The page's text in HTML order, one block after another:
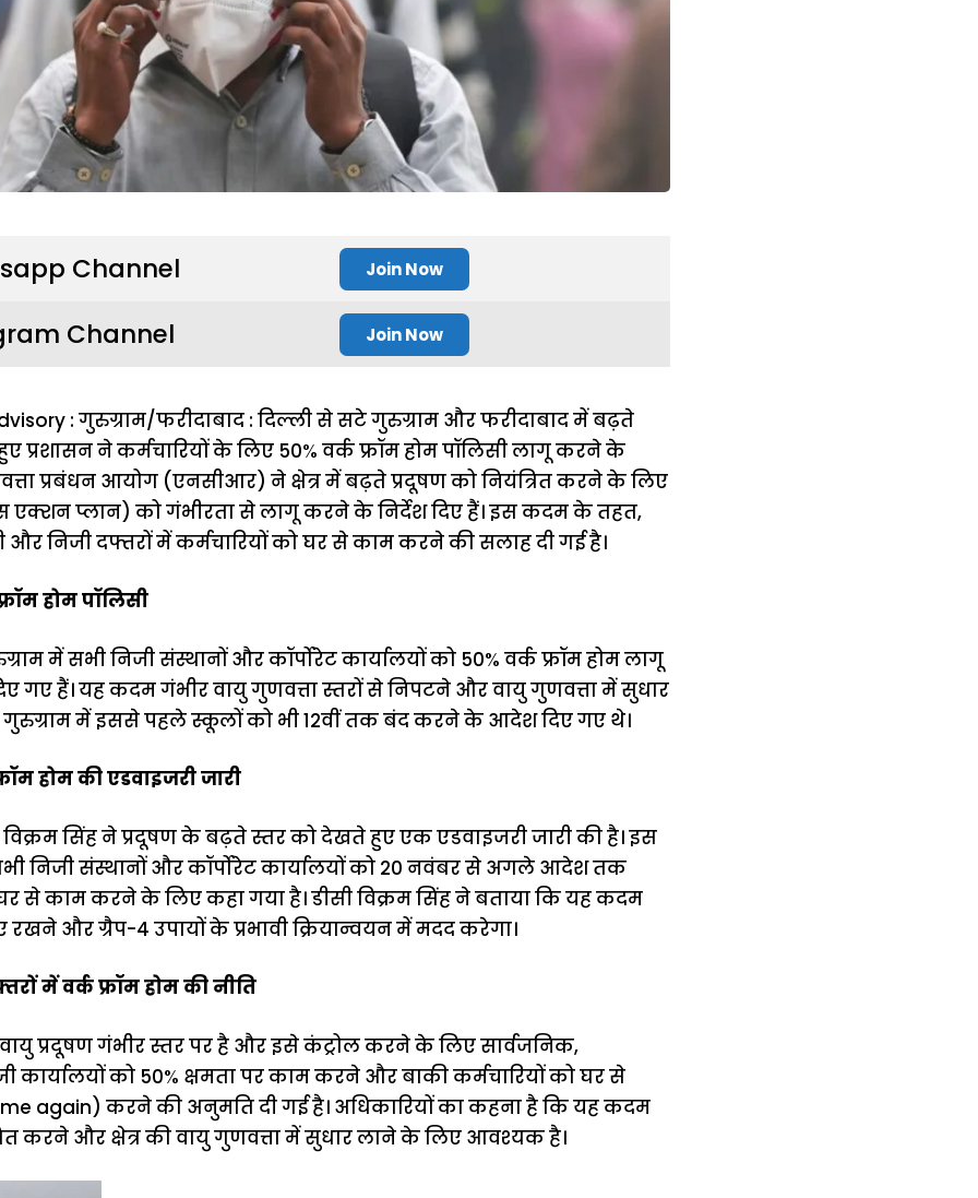
Channel Join Now
Channel Join Now
: गुरुग्राम/फरीदाबाद : दिल्ली से सटे गुरुग्राम और फरीदाबाद में बढ़ते
प्रशासन ने कर्मचारियों के लिए 50% वर्क फ्रॉम होम पॉलिसी लागू करने के
प्रबंधन आयोग (एनसीआर) ने क्षेत्र में बढ़ते प्रदूषण को नियंत्रित करने के लिए
एक्शन प्लान) को गंभीरता से लागू करने के निर्देश दिए हैं। इस कदम के तहत,
और निजी दफ्तरों में कर्मचारियों को घर से काम करने की सलाह दी गई है।
होम पॉलिसी
में सभी निजी संस्थानों और कॉर्पोरेट कार्यालयों को 50% वर्क फ्रॉम होम लागू
गए हैं। यह कदम गंभीर वायु गुणवत्ता स्तरों से निपटने और वायु गुणवत्ता में सुधार
गुरुग्राम में इससे पहले स्कूलों को भी 12वीं तक बंद करने के आदेश दिए गए थे।
होम की एडवाइजरी जारी
विक्रम सिंह ने प्रदूषण के बढ़ते स्तर को देखते हुए एक एडवाइजरी जारी की है। इस
निजी संस्थानों और कॉर्पोरेट कार्यालयों को 20 नवंबर से अगले आदेश तक
से काम करने के लिए कहा गया है। डीसी विक्रम सिंह ने बताया कि यह कदम
रखने और ग्रैप-4 उपायों के प्रभावी क्रियान्वयन में मदद करेगा।
में वर्क फ्रॉम होम की नीति
वायु प्रदूषण गंभीर स्तर पर है और इसे कंट्रोल करने के लिए सार्वजनिक,
कार्यालयों को 50% क्षमता पर काम करने और बाकी कर्मचारियों को घर से
again) करने की अनुमति दी गई है। अधिकारियों का कहना है कि यह कदम
करने और क्षेत्र की वायु गुणवत्ता में सुधार लाने के लिए आवश्यक है।